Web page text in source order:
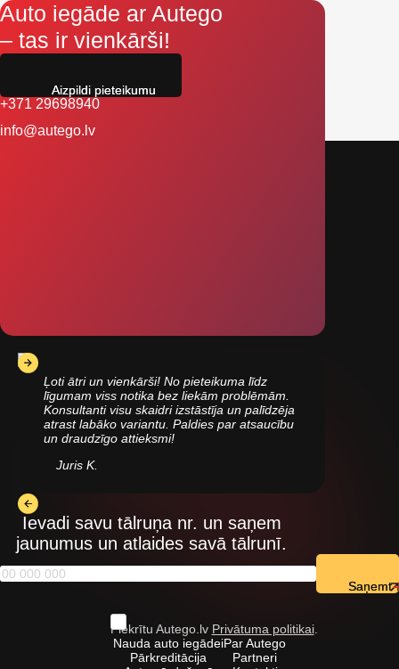
Auto iegāde ar Autego
– tas ir vienkārši!
+371 29698940
info@autego.lv
Ļoti ātri un vienkārši! No pieteikuma līdz
līgumam viss notika bez liekām problēmām.
Konsultanti visu skaidri izstāstīja un palīdzēja
atrast labāko variantu. Paldies par atsaucību
un draudzīgo attieksmi!
Juris K.
Ievadi savu tālruņa nr. un saņem
jaunumus un atlaides savā tālrunī.
Piekrītu Autego.lv Privātuma politikai.
Nauda auto iegādei
Pārkreditācija
Par Autego
Partneri